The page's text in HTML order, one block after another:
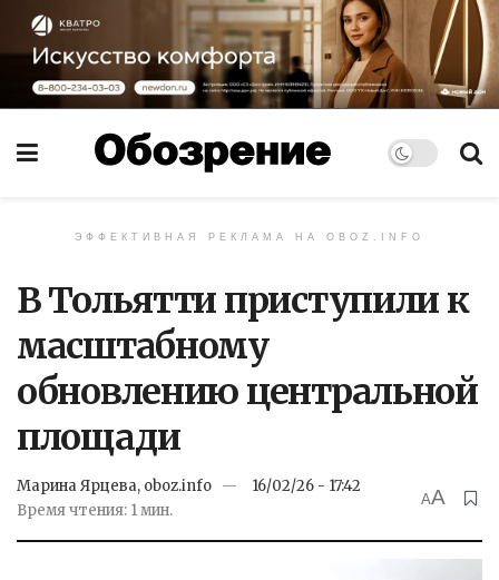
ЭФФЕКТИВНАЯ РЕКЛАМА НА OBOZ.INFO
В Тольятти приступили к
масштабному
обновлению центральной
площади
Марина Ярцева, oboz.info
16/02/26 - 17:42
Время чтения: 1 мин.
AA